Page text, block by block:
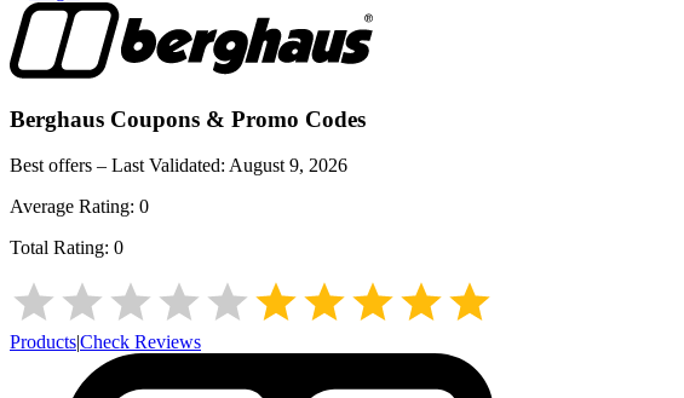
Berghaus Coupons & Promo Codes
Best offers – Last Validated: August 9, 2026
Average Rating: 0
Total Rating: 0
Products|Check Reviews